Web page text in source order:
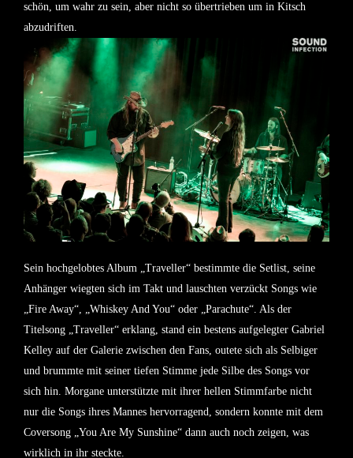
schön, um wahr zu sein, aber nicht so übertrieben um in Kitsch
abzudriften.
Sein hochgelobtes Album „Traveller“ bestimmte die Setlist, seine
Anhänger wiegten sich im Takt und lauschten verzückt Songs wie
„Fire Away“, „Whiskey And You“ oder „Parachute“. Als der
Titelsong „Traveller“ erklang, stand ein bestens aufgelegter Gabriel
Kelley auf der Galerie zwischen den Fans, outete sich als Selbiger
und brummte mit seiner tiefen Stimme jede Silbe des Songs vor
sich hin. Morgane unterstützte mit ihrer hellen Stimmfarbe nicht
nur die Songs ihres Mannes hervorragend, sondern konnte mit dem
Coversong „You Are My Sunshine“ dann auch noch zeigen, was
wirklich in ihr steckte.